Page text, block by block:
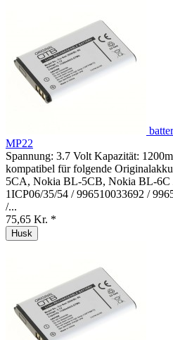
MP22
Spannung: 3.7 Volt Kapazität:
kompatibel für folgende
5CA, Nokia BL-5CB, Nokia BL-6C
1ICP06/35/54 / 996510033692 /
/...
75,65 Kr. *
Husk